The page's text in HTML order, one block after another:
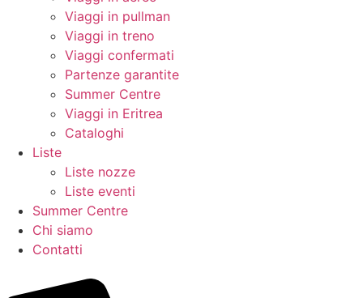
Viaggi in pullman
Viaggi in treno
Viaggi confermati
Partenze garantite
Summer Centre
Viaggi in Eritrea
Cataloghi
Liste
Liste nozze
Liste eventi
Summer Centre
Chi siamo
Contatti